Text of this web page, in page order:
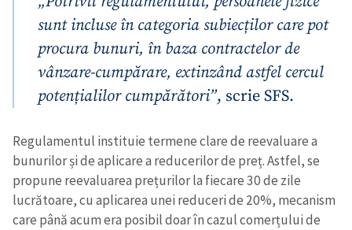
sunt incluse în categoria subiecților care pot
procura bunuri, în baza contractelor de
vânzare-cumpărare, extinzând astfel cercul
potențialilor cumpărători”, scrie SFS.
Regulamentul instituie termene clare de reevaluare a
bunurilor și de aplicare a reducerilor de preț. Astfel, se
propune reevaluarea prețurilor la fiecare 30 de zile
lucrătoare, cu aplicarea unei reduceri de 20%, mecanism
care până acum era posibil doar în cazul comerțului de